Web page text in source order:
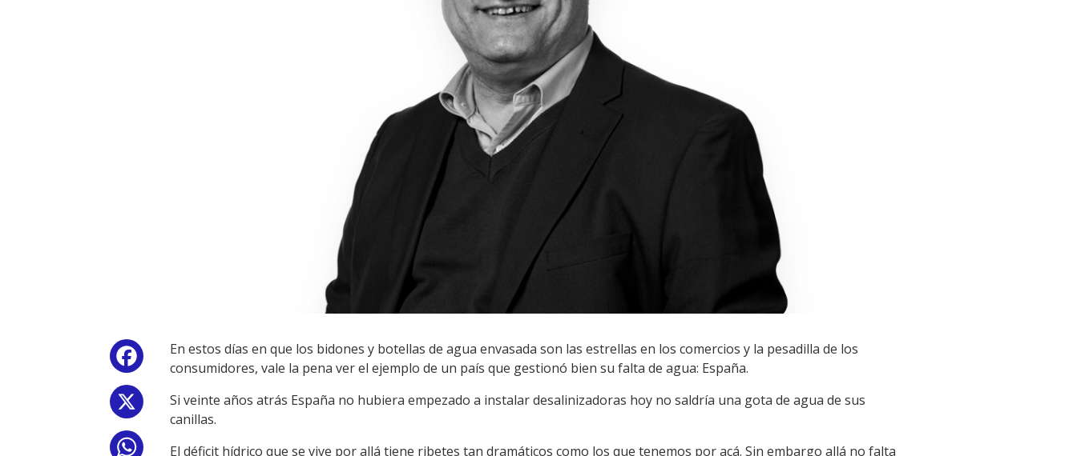
Facebook
WhatsApp
En estos días en que los bidones y botellas de agua envasada son las estrellas en los comercios y la pesadilla de los
consumidores, vale la pena ver el ejemplo de un país que gestionó bien su falta de agua: España.
Si veinte años atrás España no hubiera empezado a instalar desalinizadoras hoy no saldría una gota de agua de sus
canillas.
El déficit hídrico que se vive por allá tiene ribetes tan dramáticos como los que tenemos por acá. Sin embargo allá no falta